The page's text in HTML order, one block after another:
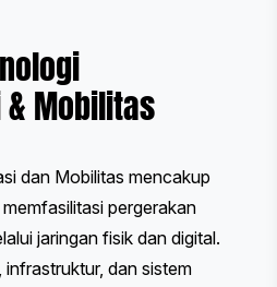
Mobilitas
dan Mobilitas mencakup
pergerakan
jaringan fisik dan digital.
infrastruktur, dan sistem